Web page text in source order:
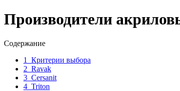
Производители
Содержание
1
Критерии выбора
2 Ravak
3 Cersanit
4 Triton